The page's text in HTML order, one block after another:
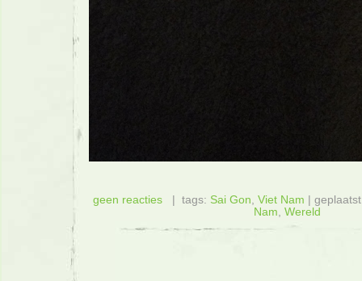
geen reacties| tags: Sai Gon, Viet Nam |
Nam, Wereld